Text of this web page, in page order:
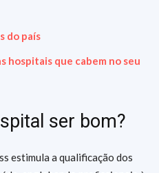
do país
hospitais que cabem no seu
ser bom?
estimula a qualificação dos